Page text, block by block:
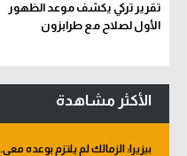
تقرير تركي يكشف موعد الظهور
الأول لصلاح مع طرابزون
الأكثر مشاهدة
بيزيرا: الزمالك لم يلتزم